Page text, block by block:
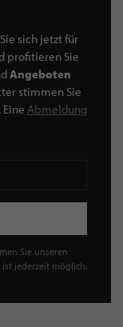
sich jetzt für
profitieren Sie
Angeboten
stimmen Sie
Eine Abmeldung
Sie unseren
ist jederzeit möglich.